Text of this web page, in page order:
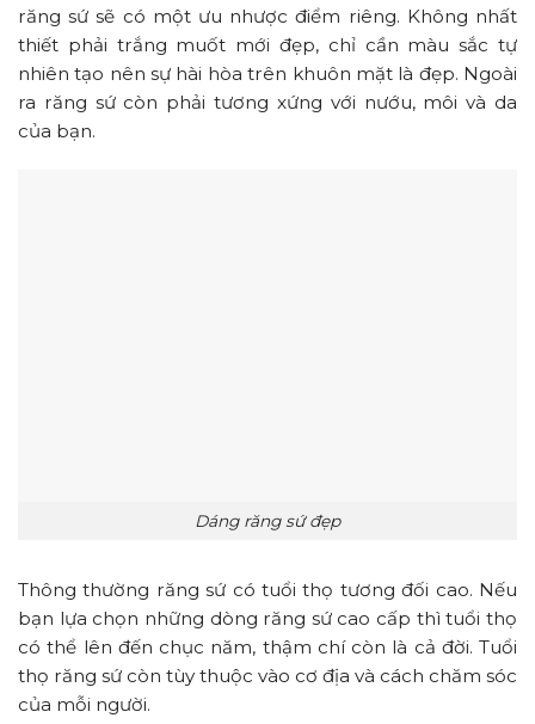
răng sứ sẽ có một ưu nhược điểm riêng. Không nhất
thiết phải trắng muốt mới đẹp, chỉ cần màu sắc tự
nhiên tạo nên sự hài hòa trên khuôn mặt là đẹp. Ngoài
ra răng sứ còn phải tương xứng với nướu, môi và da
của bạn.
Dáng răng sứ đẹp
Thông thường răng sứ có tuổi thọ tương đối cao. Nếu
bạn lựa chọn những dòng răng sứ cao cấp thì tuổi thọ
có thể lên đến chục năm, thậm chí còn là cả đời. Tuổi
thọ răng sứ còn tùy thuộc vào cơ địa và cách chăm sóc
của mỗi người.